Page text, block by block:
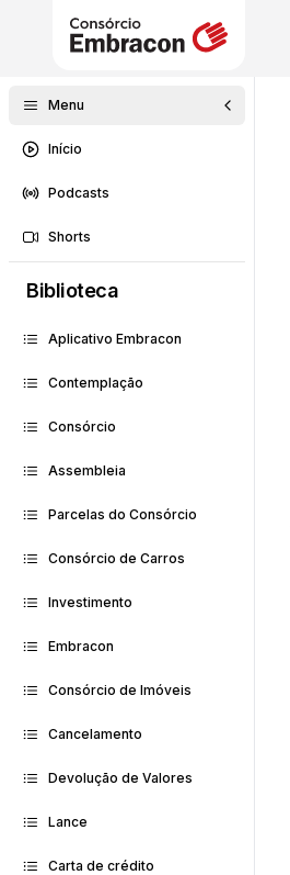
Menu
Início
Podcasts
Shorts
Biblioteca
Aplicativo Embracon
Contemplação
Consórcio
Assembleia
Parcelas do Consórcio
Consórcio de Carros
Investimento
Embracon
Consórcio de Imóveis
Cancelamento
Devolução de Valores
Lance
Carta de crédito